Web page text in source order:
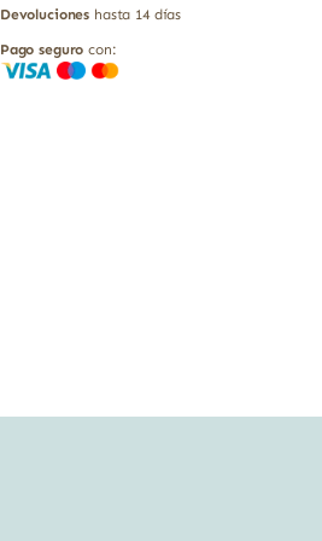
Solgar
100
Devoluciones hasta 14 días
Pago seguro con: